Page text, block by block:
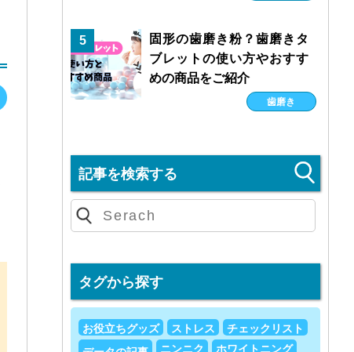
5
固形の歯磨き粉？歯磨きタ
ブレットの使い方やおすす
めの商品をご紹介
歯磨き
記事を検索する
タグから探す
お役立ちグッズ ストレス
チェックリスト
ニンニク ホワイトニング